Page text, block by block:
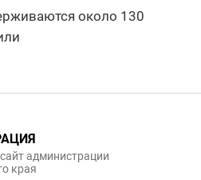
около 130
администрации
края